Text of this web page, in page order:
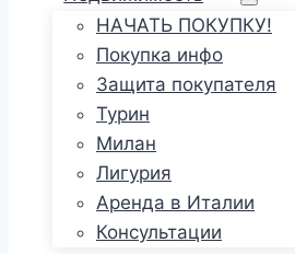
НАЧАТЬ ПОКУПКУ!
Покупка инфо
Защита покупателя
Турин
Милан
Лигурия
Аренда в Италии
Консультации